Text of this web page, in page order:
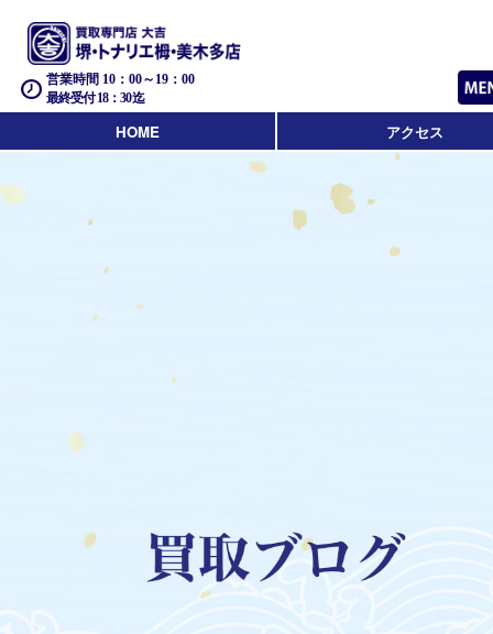
営業時間 10：00～19：00
最終受付 18：30迄
HOME アクセス